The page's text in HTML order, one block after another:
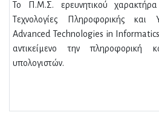
Το Π.Μ.Σ. ερευνητικού
Τεχνολογίες Πληροφορικής
Advanced Technologies in
αντικείμενο την πληροφορική